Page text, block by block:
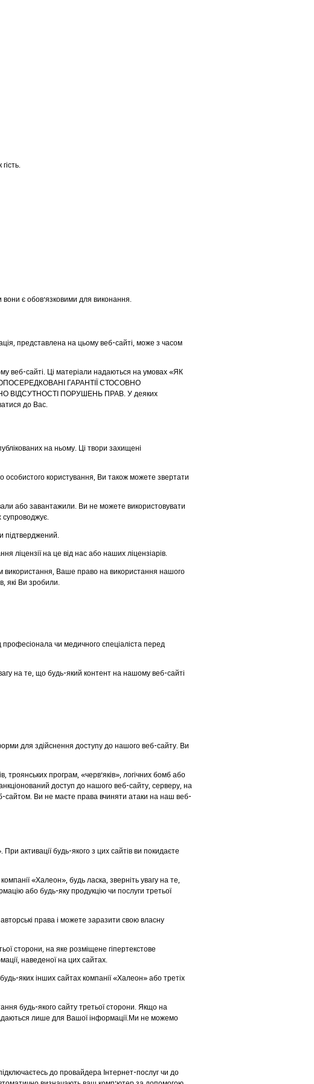
вони є обов’язковими для виконання.
представлена на цьому веб-сайті, може з часом
веб-сайті. Ці матеріали надаються на умовах «ЯК
ГАРАНТІЇ СТОСОВНО
ПОРУШЕНЬ ПРАВ. У деяких
до Вас.
на ньому. Ці твори захищені
особистого користування, Ви також можете звертати
або завантажили. Ви не можете використовувати
супроводжує.
підтверджений.
ліцензії на це від нас або наших ліцензіарів.
використання, Ваше право на використання нашого
які Ви зробили.
чи медичного спеціаліста перед
на те, що будь-який контент на нашому веб-сайті
для здійснення доступу до нашого веб-сайту. Ви
програм, «черв’яків», логічних бомб або
доступ до нашого веб-сайту, серверу, на
сайтом. Ви не маєте права вчиняти атаки на наш веб-
активації будь-якого з цих сайтів ви покидаєте
«Халеон», будь ласка, зверніть увагу на те,
або будь-яку продукцію чи послуги третьої
права і можете заразити свою власну
сторони, на яке розміщене гіпертекстове
наведеної на цих сайтах.
яких інших сайтах компанії «Халеон» або третіх
будь-якого сайту третьої сторони. Якщо на
лише для Вашої інформації.Ми не можемо
до провайдера Інтернет-послуг чи до